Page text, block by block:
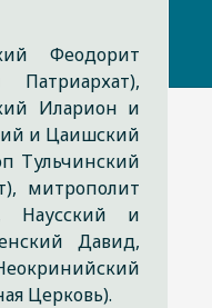
Феодорит
Иларион и
и Цаишский
Тульчинский
митрополит
Наусский и
Давид,
Церковь).